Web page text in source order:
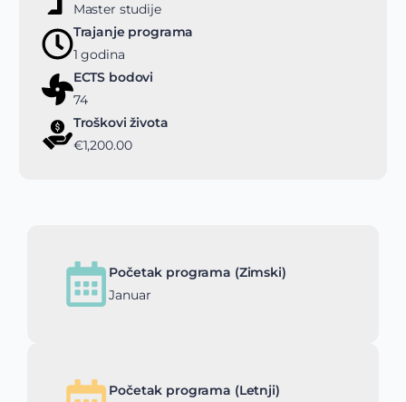
Master studije
Trajanje programa
1 godina
ECTS bodovi
74
Troškovi života
€1,200.00
Početak programa (Zimski)
Januar
Početak programa (Letnji)